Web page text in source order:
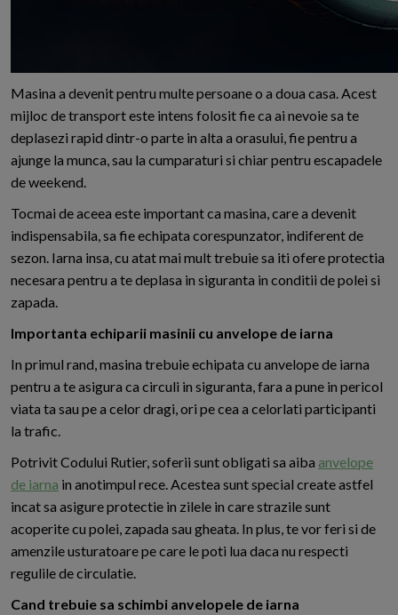
Masina a devenit pentru multe persoane o a doua casa. Acest
mijloc de transport este intens folosit fie ca ai nevoie sa te
deplasezi rapid dintr-o parte in alta a orasului, fie pentru a
ajunge la munca, sau la cumparaturi si chiar pentru escapadele
de weekend.
Tocmai de aceea este important ca masina, care a devenit
indispensabila, sa fie echipata corespunzator, indiferent de
sezon. Iarna insa, cu atat mai mult trebuie sa iti ofere protectia
necesara pentru a te deplasa in siguranta in conditii de polei si
zapada.
Importanta echiparii masinii cu anvelope de iarna
In primul rand, masina trebuie echipata cu anvelope de iarna
pentru a te asigura ca circuli in siguranta, fara a pune in pericol
viata ta sau pe a celor dragi, ori pe cea a celorlati participanti
la trafic.
Potrivit Codului Rutier, soferii sunt obligati sa aiba anvelope
de iarna in anotimpul rece. Acestea sunt special create astfel
incat sa asigure protectie in zilele in care strazile sunt
acoperite cu polei, zapada sau gheata. In plus, te vor feri si de
amenzile usturatoare pe care le poti lua daca nu respecti
regulile de circulatie.
Cand trebuie sa schimbi anvelopele de iarna